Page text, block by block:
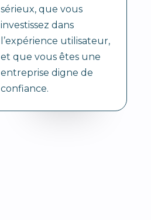
sérieux, que vous
investissez dans
l’expérience utilisateur,
et que vous êtes une
entreprise digne de
confiance.